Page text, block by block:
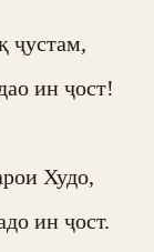
ҷустам,
ин ҷост!
Худо,
ин ҷост.